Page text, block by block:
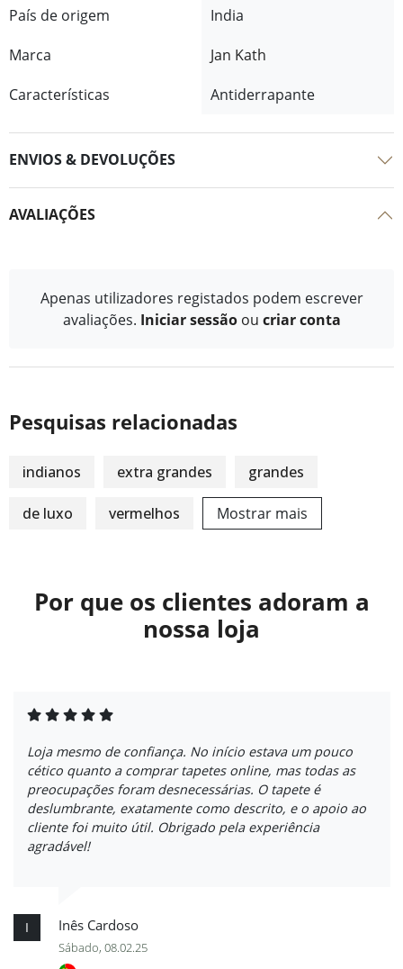
País de origem
India
Marca
Jan Kath
Características
Antiderrapante
ENVIOS & DEVOLUÇÕES
AVALIAÇÕES
Apenas utilizadores registados podem escrever
avaliações. Iniciar sessão ou criar conta
Pesquisas relacionadas
indianos extra grandes grandes
de luxo vermelhos Mostrar mais
Por que os clientes adoram a
nossa loja
Loja mesmo de confiança. No início estava um pouco
cético quanto a comprar tapetes online, mas todas as
preocupações foram desnecessárias. O tapete é
deslumbrante, exatamente como descrito, e o apoio ao
cliente foi muito útil. Obrigado pela experiência
agradável!
I Inês Cardoso
Sábado, 08.02.25